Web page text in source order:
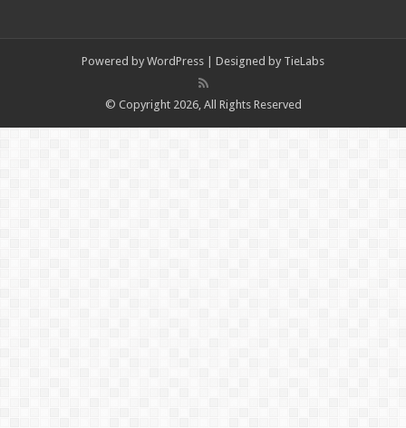
Powered by WordPress | Designed by TieLabs
© Copyright 2026, All Rights Reserved